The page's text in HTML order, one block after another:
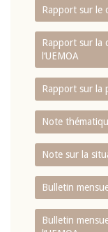
Rapport sur le
Rapport sur la
l‘UEMOA
Rapport sur la
Note
Note sur la
Bulletin
Bulletin